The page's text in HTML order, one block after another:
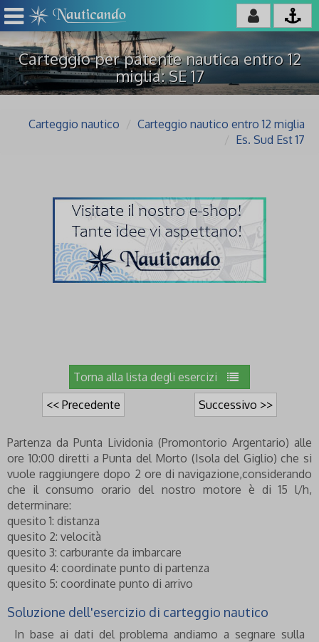
Carteggio per patente nautica entro 12
miglia: SE 17
Carteggio nautico
Carteggio nautico entro 12 miglia
Es. Sud Est 17
Torna alla lista degli esercizi
<< Precedente
Successivo >>
Partenza da Punta Lividonia (Promontorio Argentario) alle
ore 10:00 diretti a Punta del Morto (Isola del Giglio) che si
vuole raggiungere dopo 2 ore di navigazione,considerando
che il consumo orario del nostro motore è di 15 l/h,
determinare:
quesito 1: distanza
quesito 2: velocità
quesito 3: carburante da imbarcare
quesito 4: coordinate punto di partenza
quesito 5: coordinate punto di arrivo
Soluzione dell'esercizio di carteggio nautico
In base ai dati del problema andiamo a segnare sulla